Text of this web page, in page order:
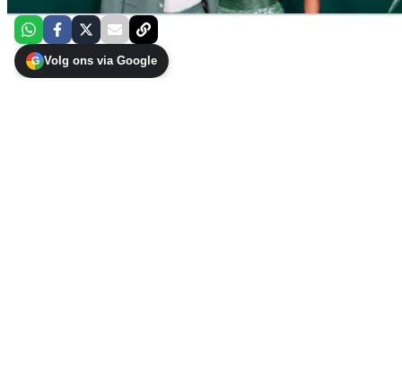
G Volg ons via Google